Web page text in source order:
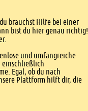
brauchst Hilfe bei einer
bist du hier genau richtig!
und umfangreiche
einschließlich
Egal, ob du nach
Plattform hilft dir, die